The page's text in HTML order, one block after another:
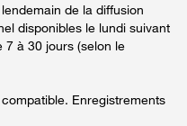
de la diffusion
disponibles le lundi suivant
7 à 30 jours (selon le
Enregistrements